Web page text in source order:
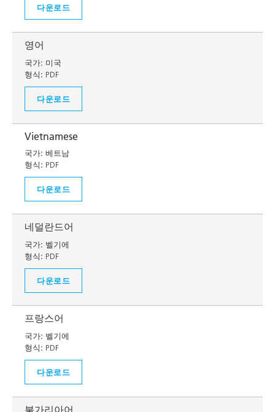
다운로드
영어
국가: 미국
형식: PDF
다운로드
Vietnamese
국가: 베트남
형식: PDF
다운로드
네덜란드어
국가: 벨기에
형식: PDF
다운로드
프랑스어
국가: 벨기에
형식: PDF
다운로드
불가리아어